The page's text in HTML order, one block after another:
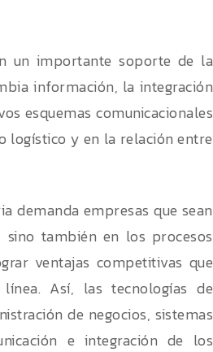
un importante soporte de la
información, la integración
esquemas comunicacionales
logístico y en la relación entre
demanda empresas que sean
también en los procesos
ventajas competitivas que
Así, las tecnologías de
de negocios, sistemas
e integración de los